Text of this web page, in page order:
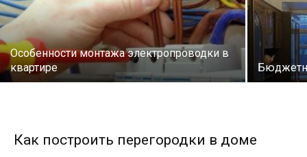
Особенности монтажа электропроводки в
квартире
Как построить перегородки в доме